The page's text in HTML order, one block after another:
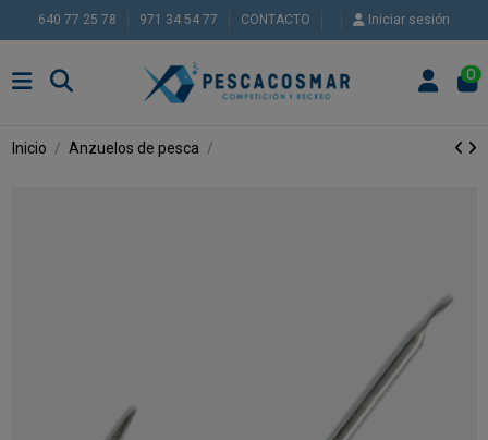
640 77 25 78 971 34 54 77 CONTACTO Iniciar sesión
0
Inicio Anzuelos de pesca